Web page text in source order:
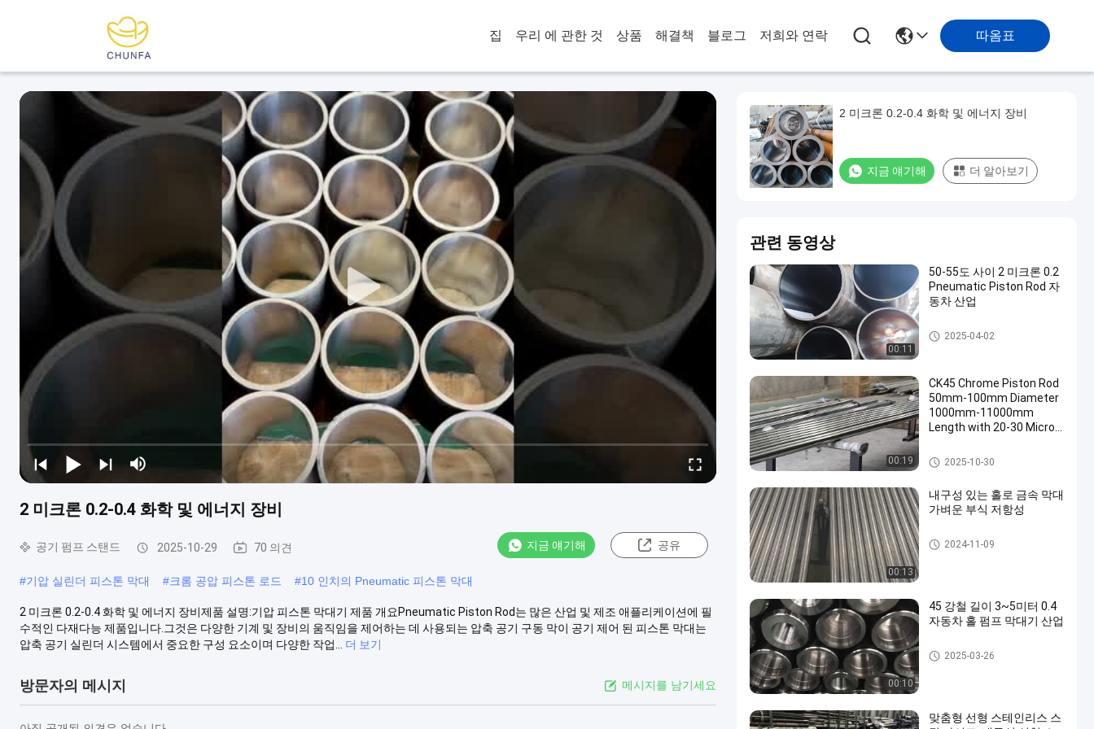
집 우리 에 관한 것 상품 해결책 블로그 저희와 연락 따옴표
2 미크론 0.2-0.4 화학 및 에너지 장비
공기 펌프 스탠드 2025-10-29 70 의견 지금 얘기해 공유
#기압 실린더 피스톤 막대 #크롬 공압 피스톤 로드 #10 인치의 Pneumatic 피스톤 막대
2 미크론 0.2-0.4 화학 및 에너지 장비제품 설명:기압 피스톤 막대기 제품 개요Pneumatic Piston Rod는 많은 산업 및 제조 애플리케이션에 필
수적인 다재다능 제품입니다.그것은 다양한 기계 및 장비의 움직임을 제어하는 데 사용되는 압축 공기 구동 막이 공기 제어 된 피스톤 막대는
압축 공기 실린더 시스템에서 중요한 구성 요소이며 다양한 작업...
더 보기
방문자의 메시지 메시지를 남기세요
2 미크론 0.2-0.4 화학 및 에너지 장비
지금 얘기해 더 알아보기
관련 동영상
00:11
50-55도 사이 2 미크론 0.2
Pneumatic Piston Rod 자
동차 산업
공기 펌프 스탠드
2025-04-02
00:19
CK45 Chrome Piston Rod
50mm-100mm Diameter
1000mm-11000mm
Length with 20-30 Micron
크롬 피스톤 로드
2025-10-30
00:13
내구성 있는 홀로 금속 막대
가벼운 부식 저항성
중공 금속 막대
2024-11-09
00:10
45 강철 길이 3~5미터 0.4
자동차 홀 펌프 막대기 산업
중공 피스톤 로드
2025-03-26
맞춤형 선형 스테인리스 스